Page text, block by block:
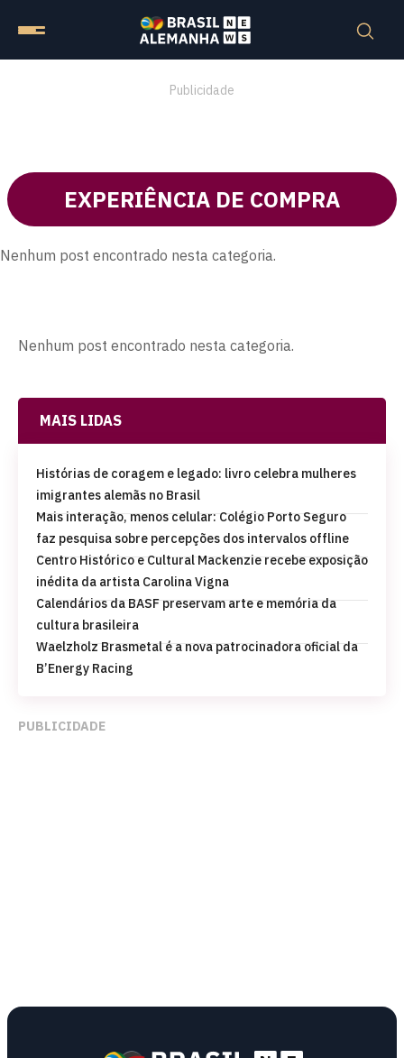
Publicidade
EXPERIÊNCIA DE COMPRA
Nenhum post encontrado nesta categoria.
Nenhum post encontrado nesta categoria.
MAIS LIDAS
Histórias de coragem e legado: livro celebra mulheres
imigrantes alemãs no Brasil
Mais interação, menos celular: Colégio Porto Seguro
faz pesquisa sobre percepções dos intervalos offline
Centro Histórico e Cultural Mackenzie recebe exposição
inédita da artista Carolina Vigna
Calendários da BASF preservam arte e memória da
cultura brasileira
Waelzholz Brasmetal é a nova patrocinadora oficial da
B’Energy Racing
PUBLICIDADE